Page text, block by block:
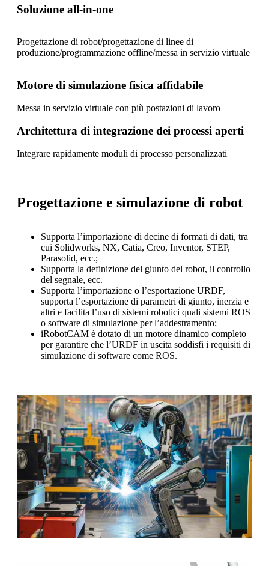
Soluzione all-in-one
Progettazione di robot/progettazione di linee di
produzione/programmazione offline/messa in servizio virtuale
Motore di simulazione fisica affidabile
Messa in servizio virtuale con più postazioni di lavoro
Architettura di integrazione dei processi aperti
Integrare rapidamente moduli di processo personalizzati
Progettazione e simulazione di robot
Supporta l’importazione di decine di formati di dati, tra
cui Solidworks, NX, Catia, Creo, Inventor, STEP,
Parasolid, ecc.;
Supporta la definizione del giunto del robot, il controllo
del segnale, ecc.
Supporta l’importazione o l’esportazione URDF,
supporta l’esportazione di parametri di giunto, inerzia e
altri e facilita l’uso di sistemi robotici quali sistemi ROS
o software di simulazione per l’addestramento;
iRobotCAM è dotato di un motore dinamico completo
per garantire che l’URDF in uscita soddisfi i requisiti di
simulazione di software come ROS.